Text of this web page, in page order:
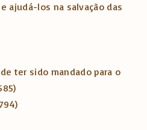
ajudá-los na salvação das
ter sido mandado para o